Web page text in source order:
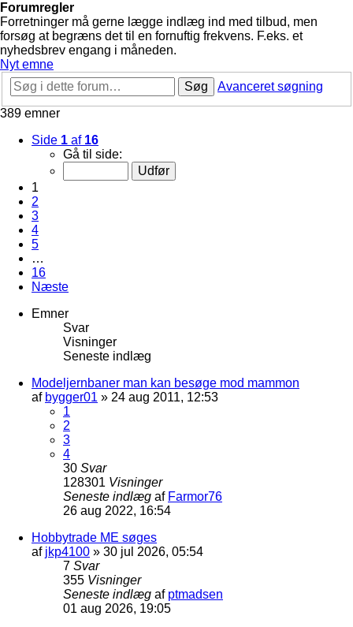
Forumregler
Forretninger må gerne lægge indlæg ind med tilbud, men
forsøg at begræns det til en fornuftig frekvens. F.eks. et
nyhedsbrev engang i måneden.
Nyt emne
Søg
Avanceret søgning
389 emner
Side 1 af 16
Gå til side:
1
2
3
4
5
…
16
Næste
Emner
Svar
Visninger
Seneste indlæg
Modeljernbaner man kan besøge mod mammon
af bygger01 » 24 aug 2011, 12:53
1
2
3
4
30 Svar
128301 Visninger
Seneste indlæg af Farmor76
26 aug 2022, 16:54
Hobbytrade ME søges
af jkp4100 » 30 jul 2026, 05:54
7 Svar
355 Visninger
Seneste indlæg af ptmadsen
01 aug 2026, 19:05